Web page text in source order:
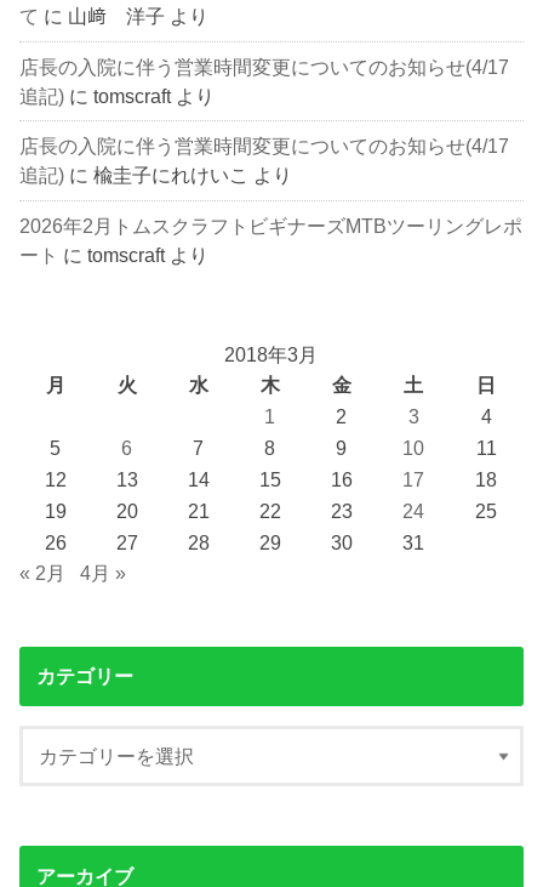
て に 山﨑 洋子 より
店長の入院に伴う営業時間変更についてのお知らせ(4/17
追記) にtomscraftより
店長の入院に伴う営業時間変更についてのお知らせ(4/17
追記) に楡圭子にれけいこ より
2026年2月トムスクラフトビギナーズMTBツーリングレポ
ート にtomscraftより
2018年3月
月
火 水 木 金 土
日
1
2 3
4
5
6 7 8 9 10
11
12
13 14 15 16 17
18
19
20 21 22 23 24
25
26
27 28 29 30
31
« 2月
4月 »
カテゴリー
アーカイブ